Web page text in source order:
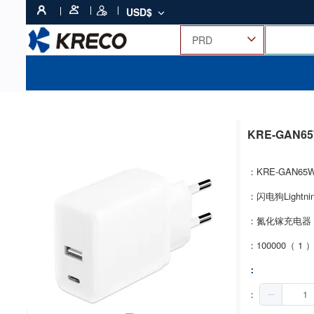
USD$
KRE-
：KRE-
：闪电狗
：氮化镓充电器
：100000（ 1 ）
：
：